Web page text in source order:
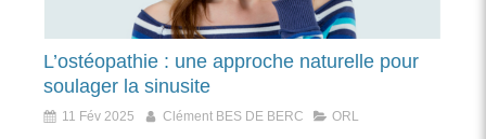
L’ostéopathie : une approche naturelle pour
soulager la sinusite
11 Fév 2025 Clément BES DE BERC ORL